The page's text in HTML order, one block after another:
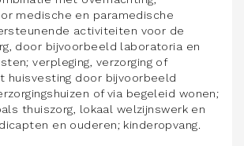
medische en paramedische
activiteiten voor de
door bijvoorbeeld laboratoria en
verpleging, verzorging of
huisvesting door bijvoorbeeld
of via begeleid wonen;
thuiszorg, lokaal welzijnswerk en
en ouderen; kinderopvang.